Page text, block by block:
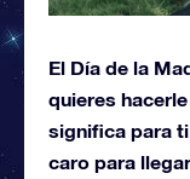
El Día de la
quieres
significa para
caro para